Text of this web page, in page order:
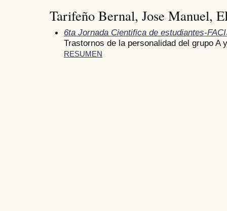
Tarifeño Bernal, Jose Manuel,
6ta Jornada Cientifica de estudiantes-
Trastornos de la personalidad del grupo
RESUMEN